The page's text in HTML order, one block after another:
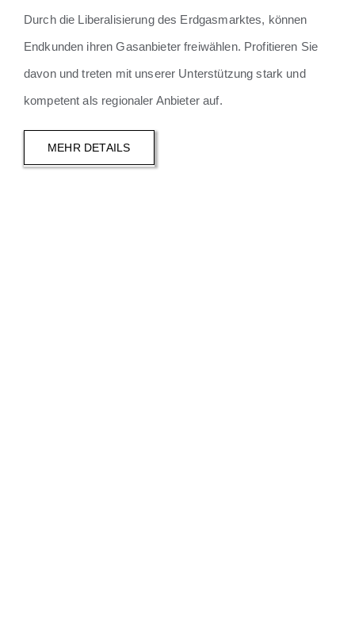
Durch die Liberalisierung des Erdgasmarktes, können
Endkunden ihren Gasanbieter freiwählen. Profitieren Sie
davon und treten mit unserer Unterstützung stark und
kompetent als regionaler Anbieter auf.
MEHR DETAILS